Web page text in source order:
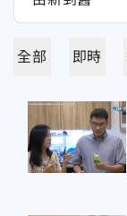
全部 即時